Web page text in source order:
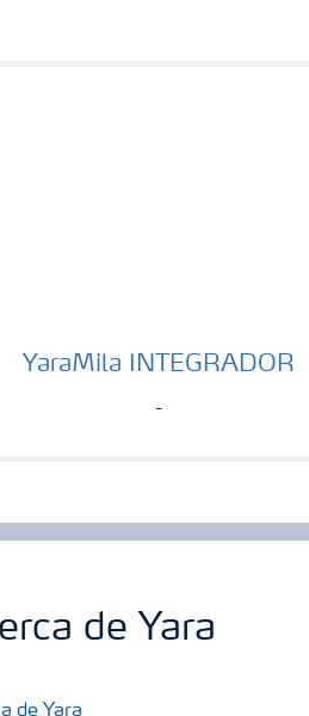
YaraMila INTEGRADOR
-
de Yara
de Yara